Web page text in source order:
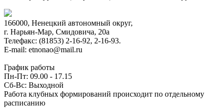
166000, Ненецкий автономный округ,
г. Нарьян-Мар, Смидовича, 20а
Телефакс: (81853) 2-16-92, 2-16-93.
E-mail: etnonao@mail.ru
График работы
Пн-Пт: 09.00 - 17.15
Сб-Вс: Выходной
Работа клубных формирований происходит по отдельному
расписанию